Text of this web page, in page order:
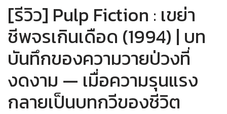
content
[รีวิว] Pulp Fiction : เขย่า
ชีพจรเกินเดือด (1994) | บท
บันทึกของความวายป่วงที่
งดงาม — เมื่อความรุนแรง
กลายเป็นบทกวีของชีวิต